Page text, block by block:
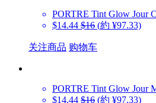
PORTRE Tint Glow Jour
$14.44 $16 (約 ¥97.33)
关注商品 购物车
PORTRE Tint Glow Jour
$14.44 $16 (約 ¥97.33)